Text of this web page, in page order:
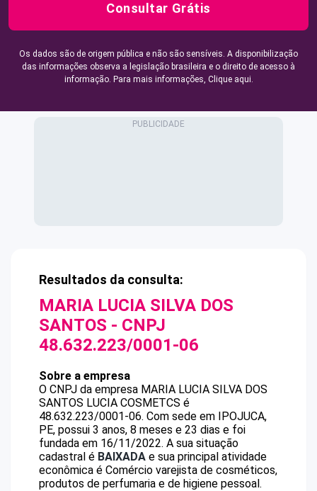
Consultar Grátis
Os dados são de origem pública e não são sensíveis. A disponibilização
das informações observa a legislação brasileira e o direito de acesso à
informação. Para mais informações, Clique aqui.
Resultados da consulta:
MARIA LUCIA SILVA DOS
SANTOS - CNPJ
48.632.223/0001-06
Sobre a empresa
O CNPJ da empresa MARIA LUCIA SILVA DOS
SANTOS LUCIA COSMETCS é
48.632.223/0001-06. Com sede em IPOJUCA,
PE, possui 3 anos, 8 meses e 23 dias e foi
fundada em 16/11/2022. A sua situação
cadastral é BAIXADA e sua principal atividade
econômica é Comércio varejista de cosméticos,
produtos de perfumaria e de higiene pessoal.